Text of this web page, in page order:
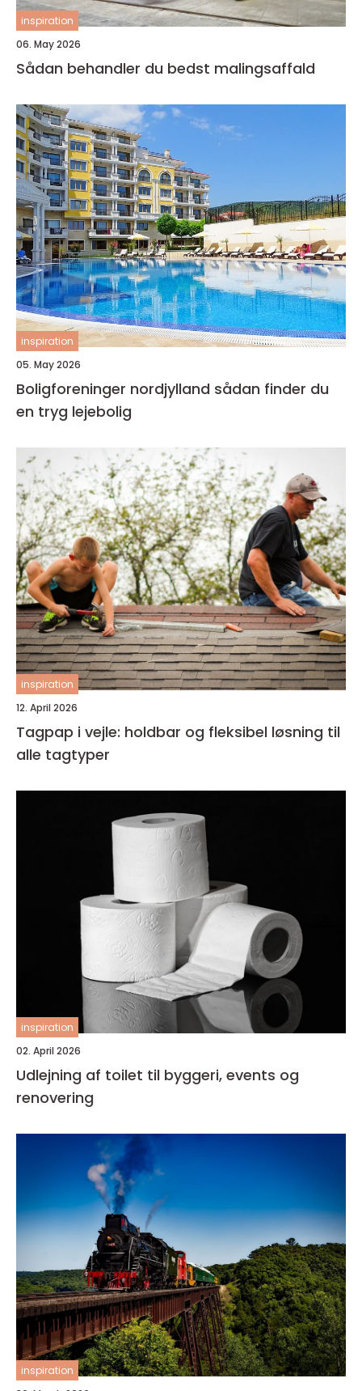
inspiration
06. May 2026
Sådan behandler du bedst malingsaffald
inspiration
05. May 2026
Boligforeninger nordjylland sådan finder du
en tryg lejebolig
inspiration
12. April 2026
Tagpap i vejle: holdbar og fleksibel løsning til
alle tagtyper
inspiration
02. April 2026
Udlejning af toilet til byggeri, events og
renovering
inspiration